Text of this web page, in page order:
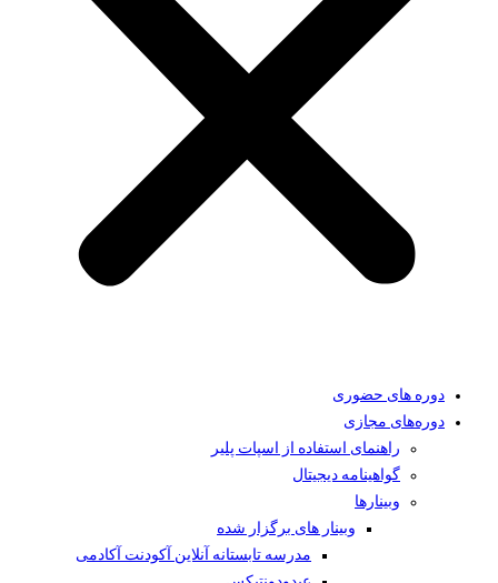
دوره های حضوری
دوره‌های مجازی
راهنمای استفاده از اسپات پلیر
گواهینامه دیجیتال
وبینار‌ها
وبینار های برگزار شده
مدرسه تابستانه آنلاین آکودنت آکادمی